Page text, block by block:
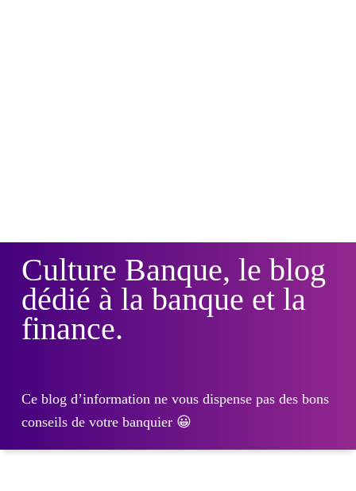
Culture Banque, le blog
dédié à la banque et la
finance.
Ce blog d’information ne vous dispense pas des bons
conseils de votre banquier 😀